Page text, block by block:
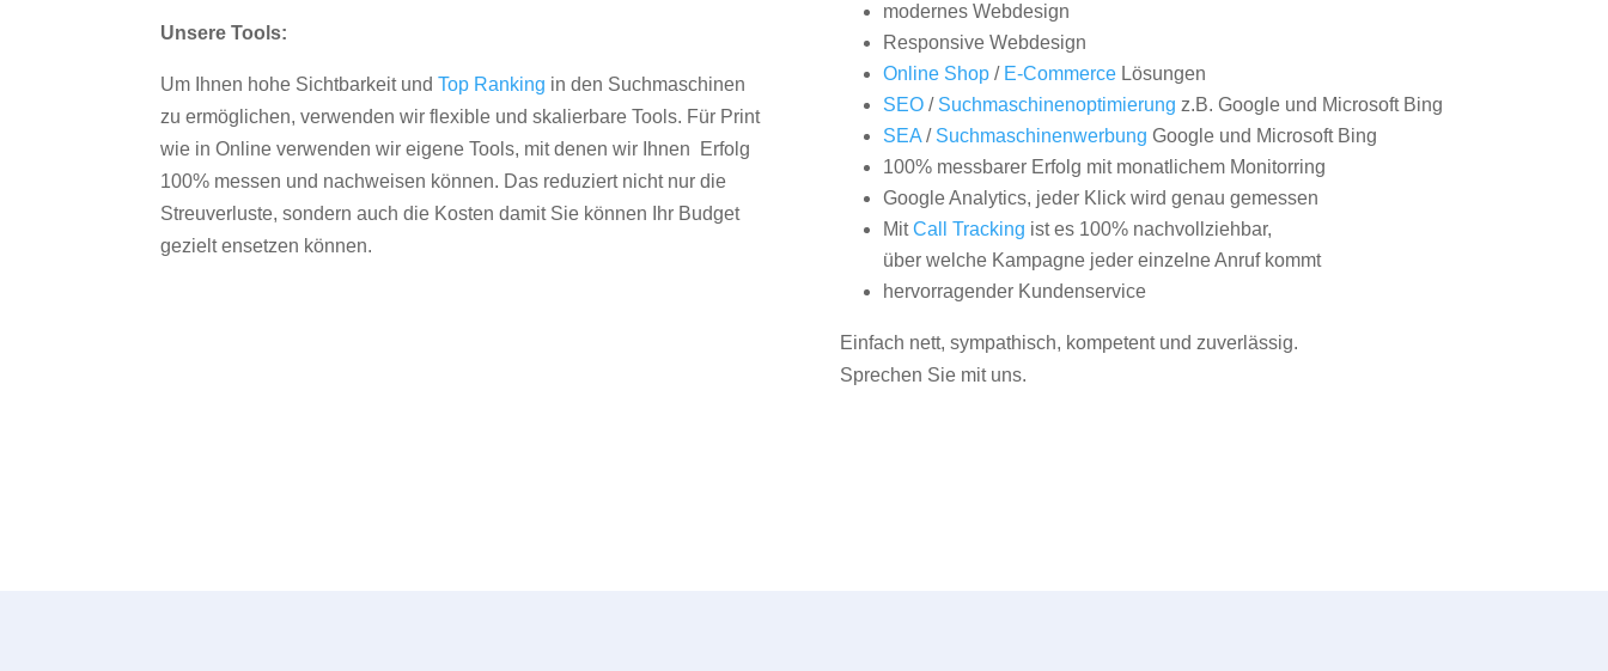
Unsere Tools:
Um Ihnen hohe Sichtbarkeit undTop Ranking in den Suchmaschinen
zu ermöglichen, verwenden wir flexible und skalierbare Tools. Für Print
wie in Online verwenden wir eigene Tools, mit denen wir Ihnen Erfolg
100% messen und nachweisen können. Das reduziert nicht nur die
Streuverluste, sondern auch die Kosten damit Sie können Ihr Budget
gezielt ensetzen können.
modernes Webdesign
Responsive Webdesign
Online Shop/ E-CommerceLösungen
SEO/ Suchmaschinenoptimierung z.B. Google und Microsoft Bing
SEA/ Suchmaschinenwerbung Google und Microsoft Bing
100% messbarer Erfolg mit monatlichem Monitorring
Google Analytics, jeder Klick wird genau gemessen
MitCall Tracking ist es 100% nachvollziehbar,
über welche Kampagne jeder einzelne Anruf kommt
hervorragender Kundenservice
Einfach nett, sympathisch, kompetent und zuverlässig.
Sprechen Sie mit uns.